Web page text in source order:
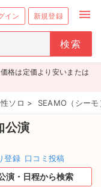
イン 新規登録 menu
格は定価より安いまたは
ソロ > SEAMO（シー
公演
登録 口コミ投稿
演・日程から検索